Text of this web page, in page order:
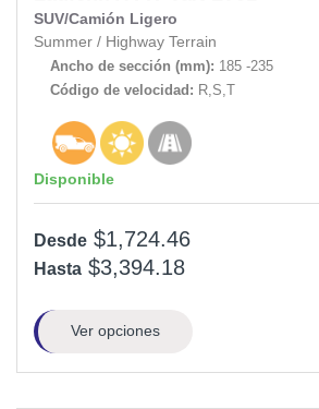
SUV/Camión Ligero
Summer / Highway Terrain
Ancho de sección (mm): 185 -235
Código de velocidad: R,S,T
Disponible
Desde $1,724.46
Hasta $3,394.18
Ver opciones